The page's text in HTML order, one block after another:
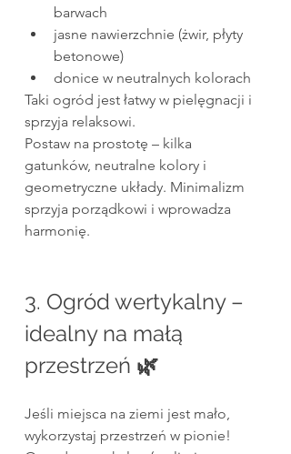
barwach
jasne nawierzchnie (żwir, płyty
betonowe)
donice w neutralnych kolorach
Taki ogród jest łatwy w pielęgnacji i
sprzyja relaksowi.
Postaw na prostotę – kilka
gatunków, neutralne kolory i
geometryczne układy. Minimalizm
sprzyja porządkowi i wprowadza
harmonię.
3. Ogród wertykalny –
idealny na małą
przestrzeń 🌿
Jeśli miejsca na ziemi jest mało,
wykorzystaj przestrzeń w pionie!